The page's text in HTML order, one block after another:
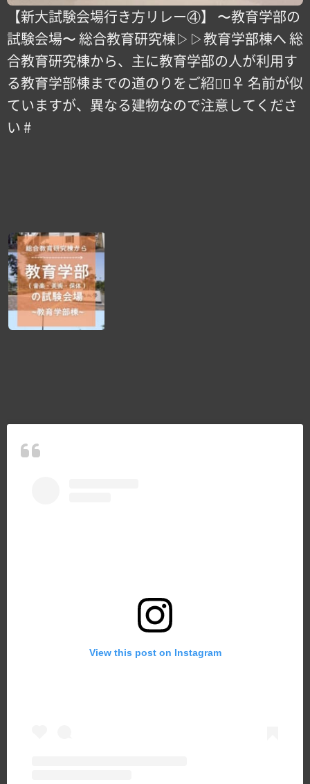
【新大試験会場行き方リレー④】 〜教育学部の
試験会場〜 総合教育研究棟▷️▷教育学部棟へ 総
合教育研究棟から、主に教育学部の人が利用す
る教育学部棟までの道のりをご紹介🏻‍♀️ 名前が似
ていますが、異なる建物なので注意してくださ
い️ #
View this post on Instagram